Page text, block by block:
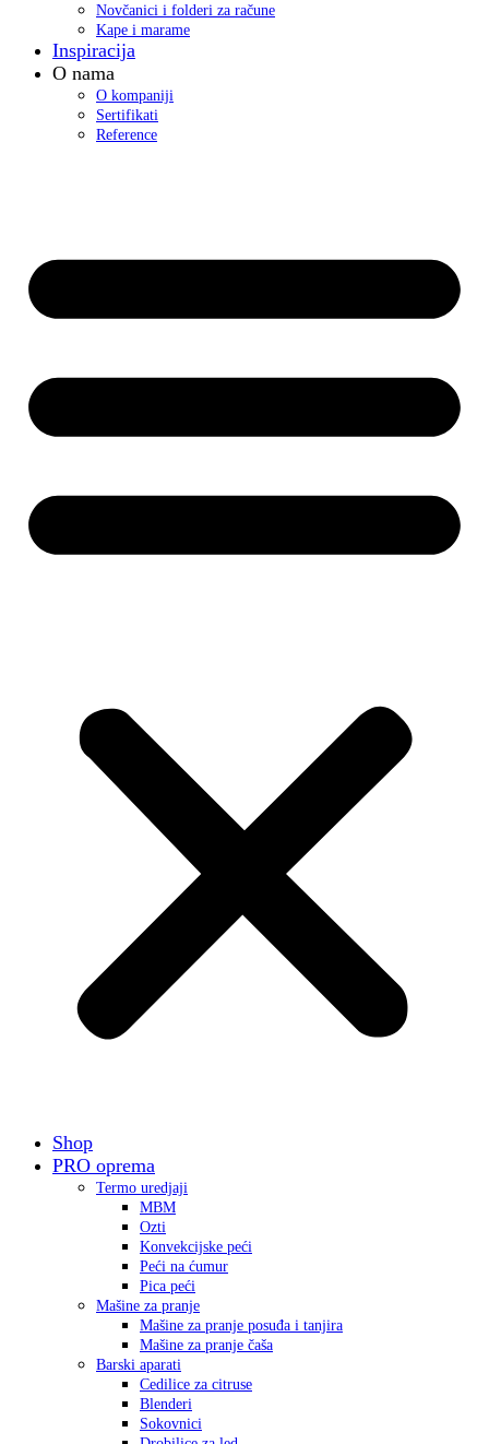
Novčanici i folderi za račune
Kape i marame
Inspiracija
O nama
O kompaniji
Sertifikati
Reference
Shop
PRO oprema
Termo uredjaji
MBM
Ozti
Konvekcijske peći
Peći na ćumur
Pica peći
Mašine za pranje
Mašine za pranje posuđa i tanjira
Mašine za pranje čaša
Barski aparati
Cedilice za citruse
Blenderi
Sokovnici